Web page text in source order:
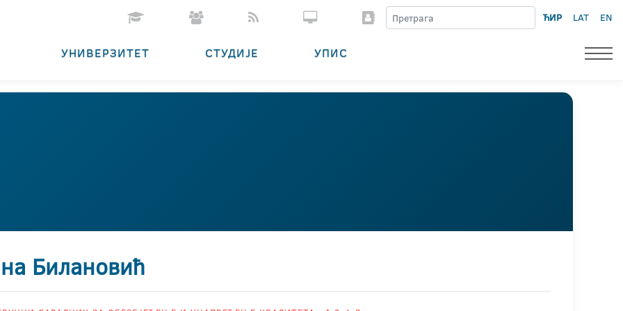
ЋИР LAT EN
УНИВЕРЗИТЕТ СТУДИЈЕ УПИС
Билановић